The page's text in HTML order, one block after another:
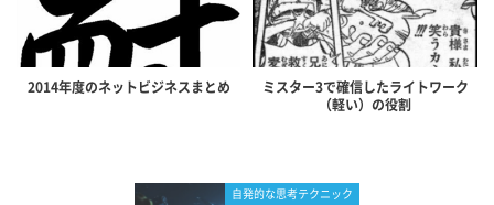
2014年度のネットビジネスまとめ
ミスター3で確信したライトワーク
（軽い）の役割
自発的な思考テクニック